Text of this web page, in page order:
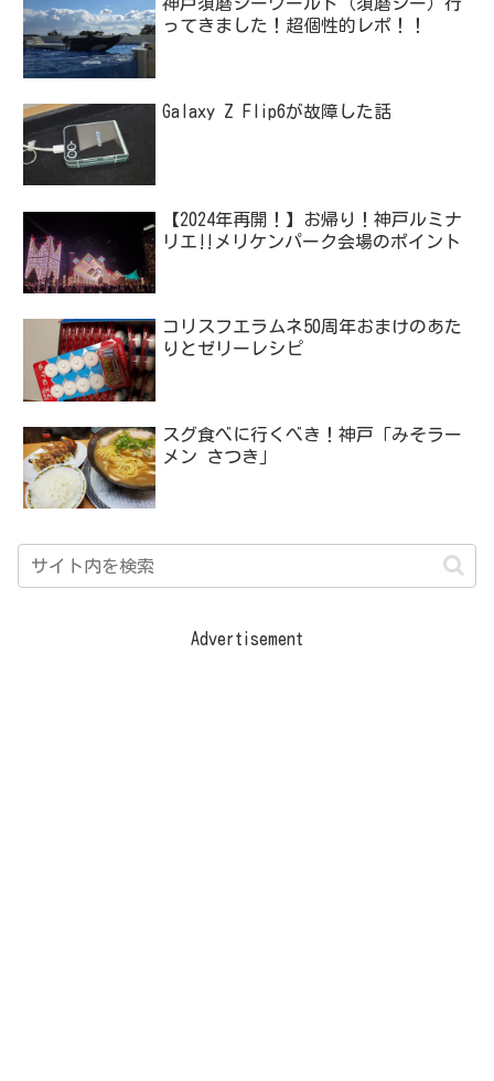
神戸須磨シーワールド（須磨シー）行
ってきました！超個性的レポ！！
Galaxy Z Flip6が故障した話
【2024年再開！】お帰り！神戸ルミナ
リエ‼メリケンパーク会場のポイント
コリスフエラムネ50周年おまけのあた
りとゼリーレシピ
スグ食べに行くべき！神戸「みそラー
メン さつき」
Advertisement